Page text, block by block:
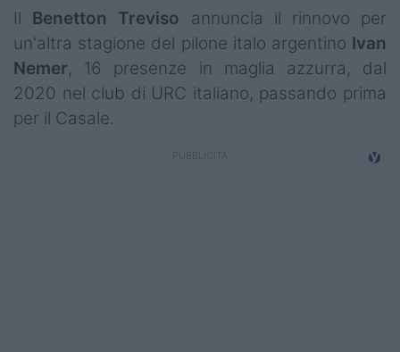
Il Benetton Treviso annuncia il rinnovo per
un'altra stagione del pilone italo argentino Ivan
Nemer, 16 presenze in maglia azzurra, dal
2020 nel club di URC italiano, passando prima
per il Casale.